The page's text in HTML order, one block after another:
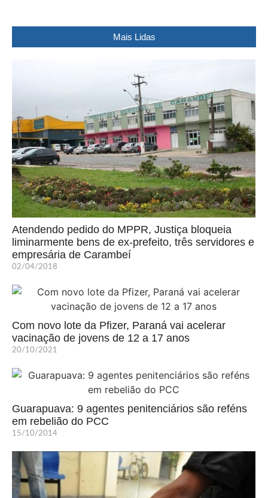
Mais Lidas
Atendendo pedido do MPPR, Justiça bloqueia
liminarmente bens de ex-prefeito, três servidores e
empresária de Carambeí
02/04/2018
Com novo lote da Pfizer, Paraná vai acelerar
vacinação de jovens de 12 a 17 anos
20/10/2021
Guarapuava: 9 agentes penitenciários são reféns
em rebelião do PCC
15/10/2014